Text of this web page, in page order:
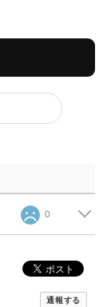
0
通報する